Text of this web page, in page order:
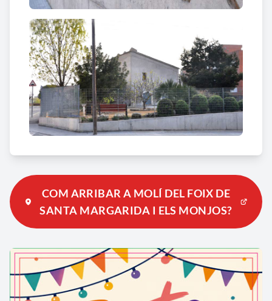
COM ARRIBAR A MOLÍ DEL FOIX DE
SANTA MARGARIDA I ELS MONJOS?